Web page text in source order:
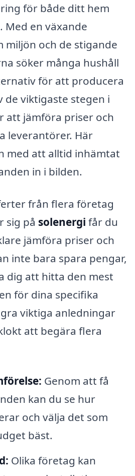
för både ditt hem
Med en växande
miljön och de stigande
söker många hushåll
för att producera
de viktigaste stegen i
att jämföra priser och
leverantörer. Här
med att alltid inhämtat
in i bilden.
från flera företag
sig på solenergi får du
jämföra priser och
inte bara spara pengar,
dig att hitta den mest
för dina specifika
viktiga anledningar
att begära flera
Genom att få
kan du se hur
och välja det som
bäst.
Olika företag kan